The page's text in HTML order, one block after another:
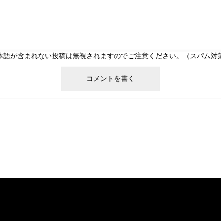
語が含まれない投稿は無視されますのでご注意ください。（スパム対